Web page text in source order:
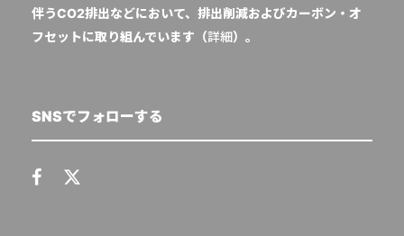
伴うCO2排出などにおいて、排出削減およびカーボン・オ
フセットに取り組んでいます（詳細）。
SNSでフォローする